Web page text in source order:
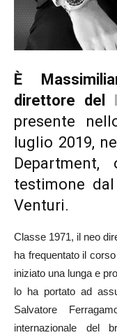
È
direttore del
presente
luglio 2019,
testimone
Venturi.
Classe 1971, il neo
ha frequentato il
iniziato una lunga e
lo ha portato ad
Salvatore
internazionale del